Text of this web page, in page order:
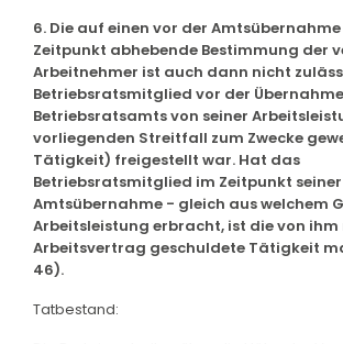
6. Die auf einen vor der
Zeitpunkt abhebende Bestimmung der
Arbeitnehmer ist auch dann nicht
Betriebsratsmitglied vor der
Betriebsratsamts von seiner
vorliegenden Streitfall zum Zwecke
Tätigkeit) freigestellt war. Hat das
Betriebsratsmitglied im Zeitpunkt seiner
Amtsübernahme - gleich aus welchem
Arbeitsleistung erbracht, ist die von ihm
Arbeitsvertrag geschuldete Tätigkeit
46).
Tatbestand: